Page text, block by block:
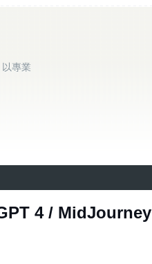
專業
4 / MidJourney